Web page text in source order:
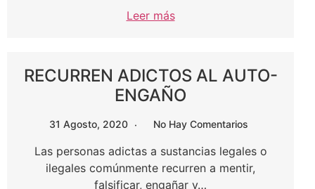
Leer más
RECURREN ADICTOS AL AUTO-
ENGAÑO
31 Agosto, 2020 No Hay Comentarios
Las personas adictas a sustancias legales o
ilegales comúnmente recurren a mentir,
falsificar, engañar y…